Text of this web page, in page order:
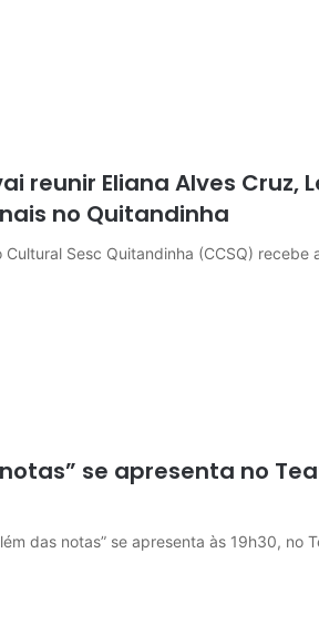
reunir Eliana Alves Cruz,
no Quitandinha
Sesc Quitandinha (CCSQ) recebe
se apresenta no
das notas” se apresenta às 19h30, no